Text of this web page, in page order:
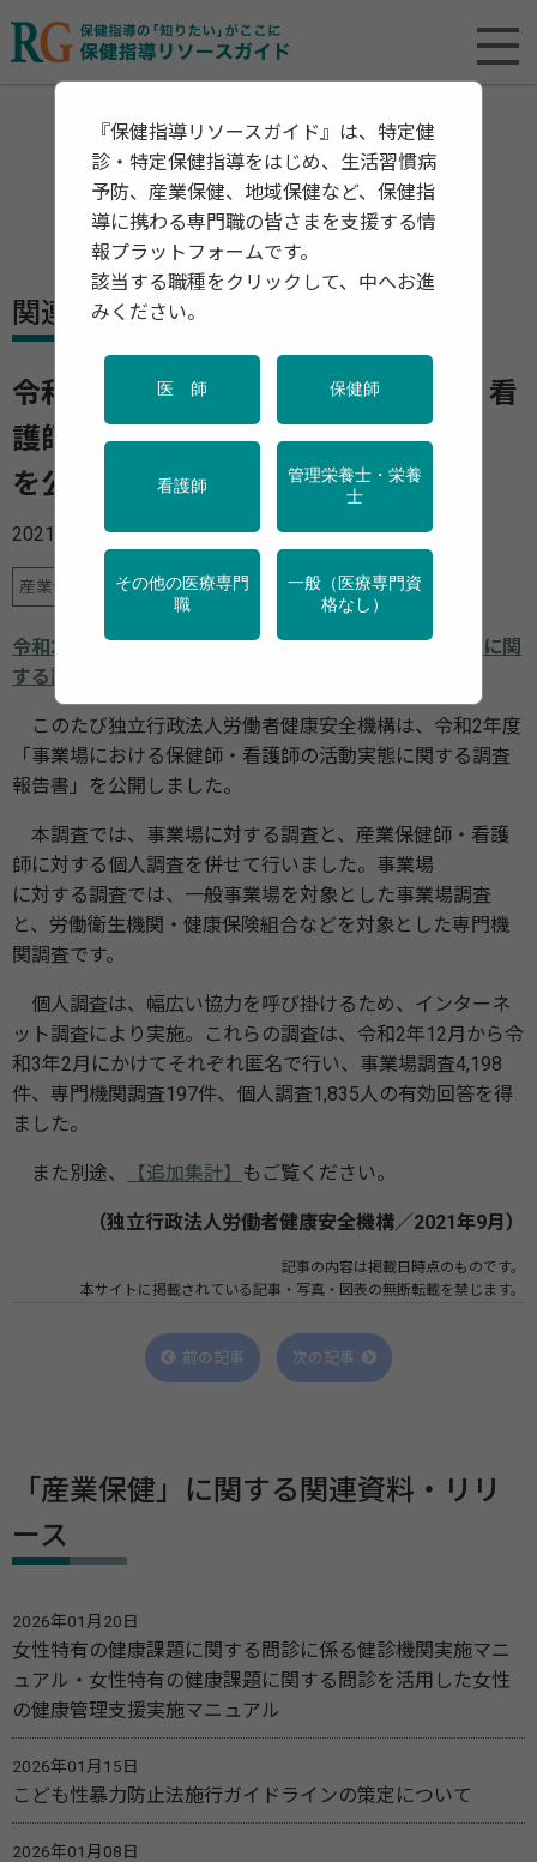
関連資料・リリース
令和2年度「事業場における保健師・看
護師の活動実態に関する調査報告書」
を公開
2021年10月20日
産業保健 行政・団体の関連資料
令和2年度「事業場における保健師・看護師の活動実態に関
する調査報告書」
このたび独立行政法人労働者健康安全機構は、令和2年度
「事業場における保健師・看護師の活動実態に関する調査
報告書」を公開しました。
本調査では、事業場に対する調査と、産業保健師・看護
師に対する個人調査を併せて行いました。事業場
に対する調査では、一般事業場を対象とした事業場調査
と、労働衛生機関・健康保険組合などを対象とした専門機
関調査です。
個人調査は、幅広い協力を呼び掛けるため、インターネ
ット調査により実施。これらの調査は、令和2年12月から令
和3年2月にかけてそれぞれ匿名で行い、事業場調査4,198
件、専門機関調査197件、個人調査1,835人の有効回答を得
ました。
また別途、 【追加集計】 もご覧ください。
（独立行政法人労働者健康安全機構／2021年9月）
記事の内容は掲載日時点のものです。
本サイトに掲載されている記事・写真・図表の無断転載を禁じます。
前の記事 次の記事
「産業保健」に関する関連資料・リリ
ース
2026年01月20日
女性特有の健康課題に関する問診に係る健診機関実施マニ
ュアル・女性特有の健康課題に関する問診を活用した女性
の健康管理支援実施マニュアル
2026年01月15日
こども性暴力防止法施行ガイドラインの策定について
2026年01月08日
『保健指導リソースガイド』は、特定健
診・特定保健指導をはじめ、生活習慣病
予防、産業保健、地域保健など、保健指
導に携わる専門職の皆さまを支援する情
報プラットフォームです。
該当する職種をクリックして、中へお進
みください。
医 師 保健師
看護師
管理栄養士・栄養
士
その他の医療専門
職
一般（医療専門資
格なし）